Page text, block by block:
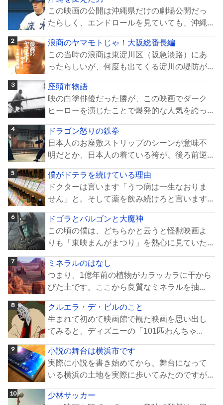
この映画の公開は沖縄県だけの劇場公開だっ
たらしく、エンドロールを見ていても、沖縄...
浪商のヤマモトじゃ！大阪総番長編
この当時の浪商は東淀川区（阪急淡路）にあ
ったらしいが、何度も出てくる淀川の堤防が...
座頭市物語
映の白塗俳優だった勝が、この映画でダーク
ヒーローを演じたことで爆発的な人気を誇っ...
ドラゴン怒りの鉄拳
日本人のお座敷ストリップのシーンが意味不
明だとか、日本人の着ている袴が、後ろ前逆...
僕がドテラを続けている理由
ドクターは言います「うつ病は一生なおりま
せん」と。そして薬を飲み続けろと言います...
ドゴラとバルゴンと大魔神
この頃の僕は、どちらかと云うと怪獣映画よ
りも「東映まんがまつり」を熱心に見ていた...
ミネラルのはなし
つまり、1億年前の植物がカラッカラに干から
びた土です。ここから良質なミネラルを抽...
クルエラ・デ・ビルのこと
生まれて初めて映画館で観た映画を思い出し
てみると、ディズニーの「101匹わんちゃ...
小説の舞台は横浜市です
実際に小説を書き始めてから、舞台になって
いる横浜の土地を実際に歩いてみたのですが...
少林サッカー